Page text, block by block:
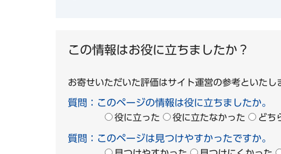
この情報はお役に立ちましたか？
お寄せいただいた評価はサイト運営の参考といたし
質問：このページの情報は役に立ちましたか。
役に立った 役に立たなかった どち
質問：このページは見つけやすかったですか。